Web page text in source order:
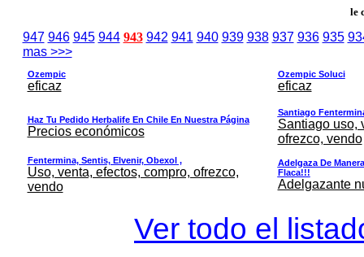
le
947 946 945 944 943 942 941 940 939 938 937 936 935
mas >>>
Ozempic
eficaz
Ozempic Soluci
eficaz
Haz Tu Pedido Herbalife En Chile En Nuestra Página
Precios económicos
Santiago
Santiago uso,
ofrezco, vendo
Fentermina, Sentis, Elvenir, Obexol ,
Uso, venta, efectos, compro, ofrezco,
vendo
Adelgaza De
Flaca!!!
Adelgazante
Ver todo el